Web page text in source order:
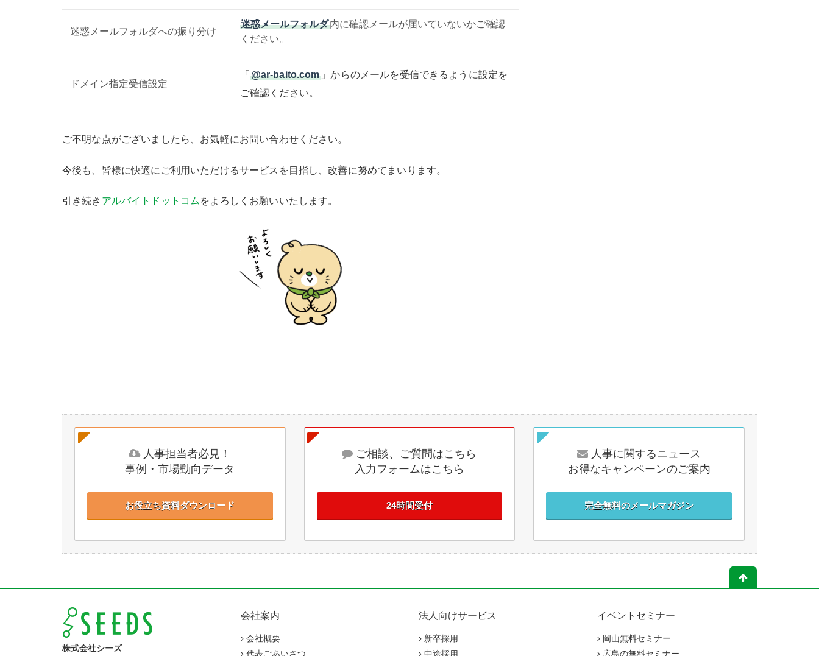
迷惑メールフォルダへの振り分け
迷惑メールフォルダ内に確認メールが届いていないかご確認
ください。
ドメイン指定受信設定
「 @ar-baito.com 」からのメールを受信できるように設定を
ご確認ください。
ご不明な点がございましたら、お気軽にお問い合わせください。
今後も、皆様に快適にご利用いただけるサービスを目指し、改善に努めてまいります。
引き続き アルバイトドットコム をよろしくお願いいたします。
人事担当者必見！
事例・市場動向データ
お役立ち資料ダウンロード
ご相談、ご質問はこちら
入力フォームはこちら
24時間受付
人事に関するニュース
お得なキャンペーンのご案内
完全無料のメールマガジン
株式会社シーズ
会社案内
会社概要
代表ごあいさつ
法人向けサービス
新卒採用
中途採用
イベントセミナー
岡山無料セミナー
広島の無料セミナー